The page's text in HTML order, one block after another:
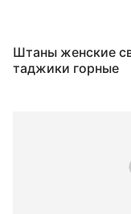
Штаны женские
таджики горные